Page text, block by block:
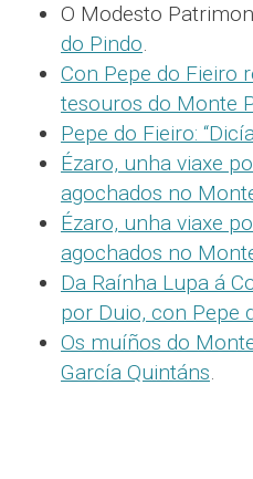
O Modesto
do Pindo.
Con Pepe do Fieiro
tesouros do Monte
Pepe do Fieiro:
Ézaro, unha viaxe
agochados no
Ézaro, unha viaxe
agochados no
Da Raínha Lupa á
por Duio, con Pepe
Os muíños do
García Quintáns.